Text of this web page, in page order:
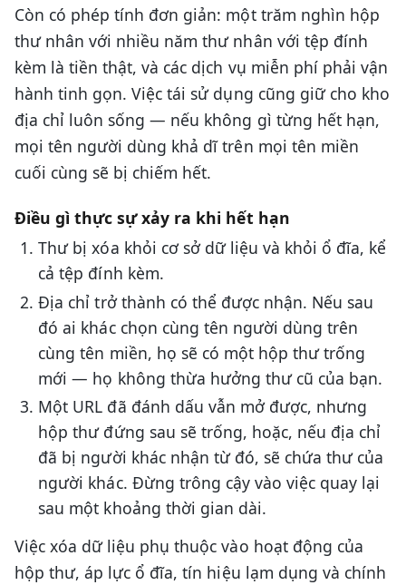
Còn có phép tính đơn giản: một trăm nghìn hộp
thư nhân với nhiều năm thư nhân với tệp đính
kèm là tiền thật, và các dịch vụ miễn phí phải vận
hành tinh gọn. Việc tái sử dụng cũng giữ cho kho
địa chỉ luôn sống — nếu không gì từng hết hạn,
mọi tên người dùng khả dĩ trên mọi tên miền
cuối cùng sẽ bị chiếm hết.
Điều gì thực sự xảy ra khi hết hạn
Thư bị xóa khỏi cơ sở dữ liệu và khỏi ổ đĩa, kể
cả tệp đính kèm.
Địa chỉ trở thành có thể được nhận. Nếu sau
đó ai khác chọn cùng tên người dùng trên
cùng tên miền, họ sẽ có một hộp thư trống
mới — họ không thừa hưởng thư cũ của bạn.
Một URL đã đánh dấu vẫn mở được, nhưng
hộp thư đứng sau sẽ trống, hoặc, nếu địa chỉ
đã bị người khác nhận từ đó, sẽ chứa thư của
người khác. Đừng trông cậy vào việc quay lại
sau một khoảng thời gian dài.
Việc xóa dữ liệu phụ thuộc vào hoạt động của
hộp thư, áp lực ổ đĩa, tín hiệu lạm dụng và chính